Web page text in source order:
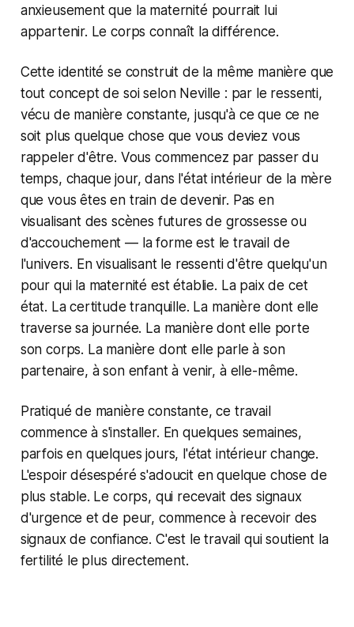
anxieusement que la maternité pourrait lui
appartenir. Le corps connaît la différence.
Cette identité se construit de la même manière que
tout concept de soi selon Neville : par le ressenti,
vécu de manière constante, jusqu'à ce que ce ne
soit plus quelque chose que vous deviez vous
rappeler d'être. Vous commencez par passer du
temps, chaque jour, dans l'état intérieur de la mère
que vous êtes en train de devenir. Pas en
visualisant des scènes futures de grossesse ou
d'accouchement — la forme est le travail de
l'univers. En visualisant le ressenti d'être quelqu'un
pour qui la maternité est établie. La paix de cet
état. La certitude tranquille. La manière dont elle
traverse sa journée. La manière dont elle porte
son corps. La manière dont elle parle à son
partenaire, à son enfant à venir, à elle-même.
Pratiqué de manière constante, ce travail
commence à s'installer. En quelques semaines,
parfois en quelques jours, l'état intérieur change.
L'espoir désespéré s'adoucit en quelque chose de
plus stable. Le corps, qui recevait des signaux
d'urgence et de peur, commence à recevoir des
signaux de confiance. C'est le travail qui soutient la
fertilité le plus directement.